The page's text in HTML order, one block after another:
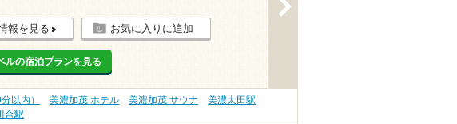
報を見る お気に入りに追加
ルの宿泊プランを見る
以内） 美濃加茂 ホテル 美濃加茂 サウナ
美濃太田駅
合駅